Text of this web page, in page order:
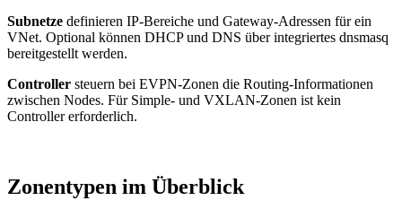
Subnetze definieren IP-Bereiche und Gateway-Adressen für ein
VNet. Optional können DHCP und DNS über integriertes dnsmasq
bereitgestellt werden.
Controller steuern bei EVPN-Zonen die Routing-Informationen
zwischen Nodes. Für Simple- und VXLAN-Zonen ist kein
Controller erforderlich.
Zonentypen im Überblick